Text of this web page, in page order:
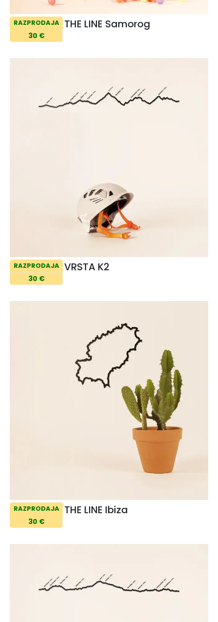
RAZPRODAJA
30 €
THE LINE Samorog
RAZPRODAJA
30 €
VRSTA K2
RAZPRODAJA
30 €
THE LINE Ibiza